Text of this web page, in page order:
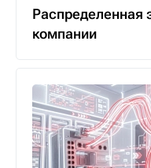
Распределенная
компании